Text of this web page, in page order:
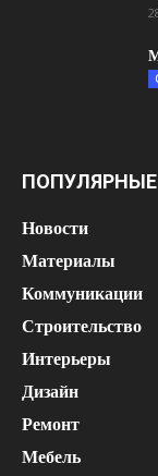
ПОПУЛЯРНЫЕ
Новости
Материалы
Коммуникации
Строительство
Интерьеры
Дизайн
Ремонт
Мебель